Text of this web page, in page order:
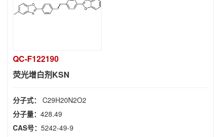
QC-F122190
荧光增白剂KSN
分子式： C29H20N2O2
分子量： 428.49
CAS号： 5242-49-9